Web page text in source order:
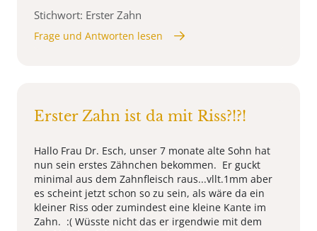
Stichwort: Erster Zahn
Frage und Antworten lesen
Erster Zahn ist da mit Riss?!?!
Hallo Frau Dr. Esch, unser 7 monate alte Sohn hat
nun sein erstes Zähnchen bekommen. Er guckt
minimal aus dem Zahnfleisch raus...vllt.1mm aber
es scheint jetzt schon so zu sein, als wäre da ein
kleiner Riss oder zumindest eine kleine Kante im
Zahn. :( Wüsste nicht das er irgendwie mit dem